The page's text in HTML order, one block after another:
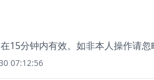
15分钟内有效。如非本人操作请忽
07:12:56